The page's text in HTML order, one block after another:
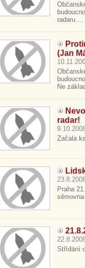
radaru ...
(Jan
Ne
radar!
Začala
Praha
Střídání